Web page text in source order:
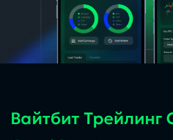
Вайтбит Трейлинг